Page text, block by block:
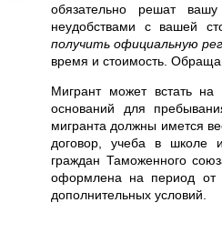
обязательно решат
неудобствами с вашей
получить официальную
время и стоимость.
Мигрант может встать
оснований для
мигранта должны имется
договор, учеба в школе
граждан Таможенного
оформлена на период
дополнительных условий.